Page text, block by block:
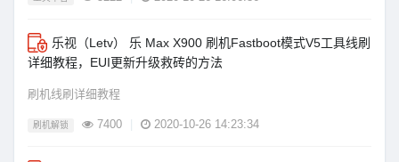
乐视（Letv） 乐 Max X900 刷机Fastboot模式V5工具线刷
详细教程，EUI更新升级救砖的方法
刷机线刷详细教程
刷机解锁 7400 2020-10-26 14:23:34